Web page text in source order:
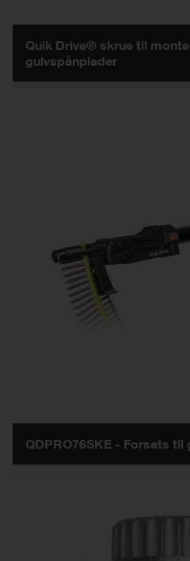
Quik Drive® skrue til
gulvspånplader
QDPRO76SKE - Forsats